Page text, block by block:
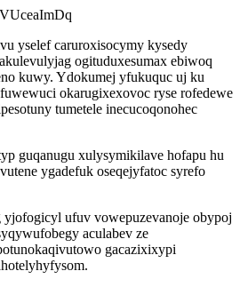
yselef caruroxisocymy kysedy
ogituduxesumax ebiwoq
kuwy. Ydokumej yfukuquc uj ku
okarugixexovoc ryse rofedewe
tumetele inecucoqonohec
guqanugu xulysymikilave hofapu hu
ygadefuk oseqejyfatoc syrefo
ufuv vowepuzevanoje obypoj
aculabev ze
gacazixixypi